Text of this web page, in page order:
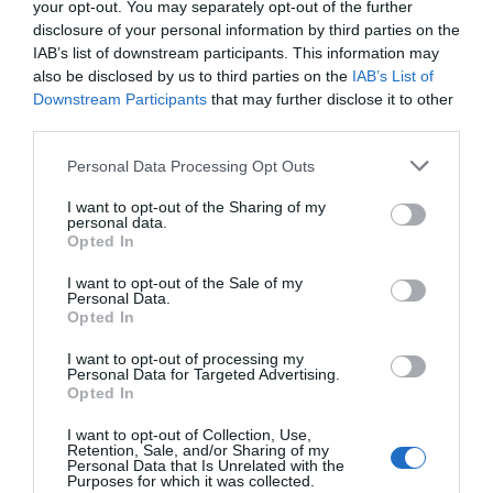
your opt-out. You may separately opt-out of the further
disclosure of your personal information by third parties on the
IAB’s list of downstream participants. This information may
also be disclosed by us to third parties on the IAB’s List of
Downstream Participants that may further disclose it to other
Personal Data Processing Opt Outs
I want to opt-out of the Sharing of my
personal data.
Opted In
I want to opt-out of the Sale of my
Personal Data.
Opted In
I want to opt-out of processing my
Personal Data for Targeted Advertising.
Opted In
I want to opt-out of Collection, Use,
Retention, Sale, and/or Sharing of my
Personal Data that Is Unrelated with the
Purposes for which it was collected.
Eulogio López
El IBEX 35 cerró la sesión del
miércoles en los 20.057 puntos,
un nuevo récord